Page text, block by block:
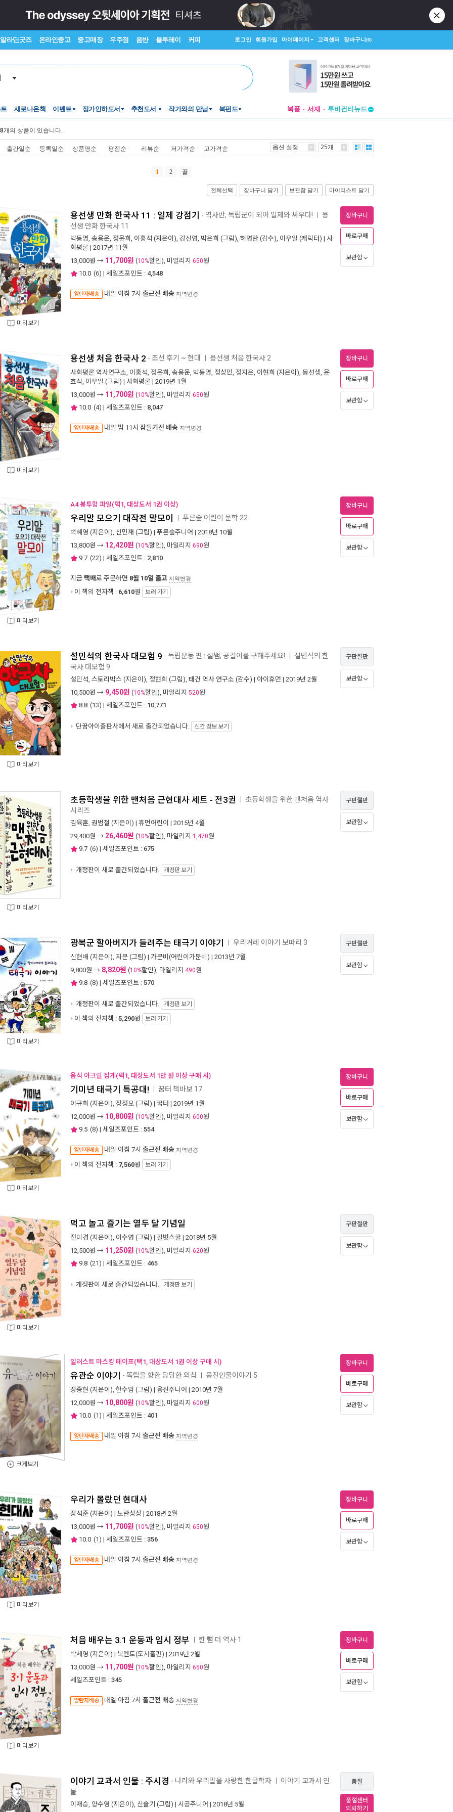
알라딘굿즈 온라인중고 중고매장 우주점 음반 블루레이 커피 로그인 회원가입 마이페이지 고객센터 장바구니(0)
새로나온책 이벤트 정가인하도서 추천도서 작가와의 만남 북펀드 북플 서재
투비컨티뉴드
개의 상품이 있습니다.
출간일순 등록일순 상품명순 평점순 리뷰순 저가격순 고가격순 옵션 설정 25개
1 2 끝
전체선택 장바구니 담기 보관함 담기 마이리스트 담기
미리보기
용선생 만화 한국사 11 : 일제 강점기 - 역사반, 독립군이 되어 일제와 싸우다! 용
선생 만화 한국사 11
박동명, 송용운, 정윤희 , 이홍석 (지은이), 강신영, 박은희 (그림), 허영란 (감수), 이우일 (캐릭터) | 사
회평론 | 2017년 11월
13,000원 → 11,700원 (10%할인), 마일리지 650원
10.0 (6) | 세일즈포인트 : 4,548
양탄자배송 내일 아침 7시 출근전 배송 지역변경
장바구니
바로구매
보관함
미리보기
용선생 처음 한국사 2 - 조선 후기 ~ 현대 용선생 처음 한국사 2
사회평론 역사연구소, 이홍석, 정윤희 , 송용운, 박동명, 정상민, 정지은, 이현희 (지은이), 뭉선생, 윤
효식, 이우일 (그림) | 사회평론 | 2019년 1월
13,000원 → 11,700원 (10%할인), 마일리지 650원
10.0 (4) | 세일즈포인트 : 8,047
양탄자배송 내일 밤 11시 잠들기전 배송 지역변경
장바구니
바로구매
보관함
미리보기
A4 봉투형 파일(택1, 대상도서 1권 이상)
우리말 모으기 대작전 말모이 푸른숲 어린이 문학 22
백혜영 (지은이), 신민재 (그림) | 푸른숲주니어 | 2018년 10월
13,800원 → 12,420원 (10%할인), 마일리지 690원
9.7 (22) | 세일즈포인트 : 2,810
지금 택배로 주문하면 8월 10일 출고 지역변경
이 책의 전자책 : 6,610원 보러 가기
장바구니
바로구매
보관함
미리보기
설민석의 한국사 대모험 9 - 독립운동 편 : 설쌤, 공갈이를 구해주세요! 설민석의 한
국사 대모험 9
설민석, 스토리박스 (지은이), 정현희 (그림), 태건 역사 연구소 (감수) | 아이휴먼 | 2019년 2월
10,500원 → 9,450원 (10%할인), 마일리지 520원
8.8 (13) | 세일즈포인트 : 10,771
단꿈아이출판사에서 새로 출간되었습니다. 신간 정보 보기
구판절판
보관함
미리보기
초등학생을 위한 맨처음 근현대사 세트 - 전3권 초등학생을 위한 맨처음 역사
시리즈
김육훈, 권범철 (지은이) | 휴먼어린이 | 2015년 4월
29,400원 → 26,460원 (10%할인), 마일리지 1,470원
9.7 (6) | 세일즈포인트 : 675
개정판이 새로 출간되었습니다. 개정판 보기
구판절판
보관함
미리보기
광복군 할아버지가 들려주는 태극기 이야기 우리겨레 이야기 보따리 3
신현배 (지은이), 지문 (그림) | 가문비(어린이가문비) | 2013년 7월
9,800원 → 8,820원 (10%할인), 마일리지 490원
9.8 (8) | 세일즈포인트 : 570
개정판이 새로 출간되었습니다. 개정판 보기
이 책의 전자책 : 5,290원 보러 가기
구판절판
보관함
미리보기
음식 아크릴 집게(택1, 대상도서 1만 원 이상 구매 시)
기미년 태극기 특공대! 꿈터 책바보 17
이규희 (지은이), 장정오 (그림) | 꿈터 | 2019년 1월
12,000원 → 10,800원 (10%할인), 마일리지 600원
9.5 (8) | 세일즈포인트 : 554
양탄자배송 내일 아침 7시 출근전 배송 지역변경
이 책의 전자책 : 7,560원 보러 가기
장바구니
바로구매
보관함
미리보기
먹고 놀고 즐기는 열두 달 기념일
전미경 (지은이), 이수영 (그림) | 길벗스쿨 | 2018년 5월
12,500원 → 11,250원 (10%할인), 마일리지 620원
9.8 (21) | 세일즈포인트 : 465
개정판이 새로 출간되었습니다. 개정판 보기
구판절판
보관함
크게보기
일러스트 마스킹 테이프(택1, 대상도서 1권 이상 구매 시)
유관순 이야기 - 독립을 향한 당당한 외침 웅진인물이야기 5
장종현 (지은이), 한수임 (그림) | 웅진주니어 | 2010년 7월
12,000원 → 10,800원 (10%할인), 마일리지 600원
10.0 (1) | 세일즈포인트 : 401
양탄자배송 내일 아침 7시 출근전 배송 지역변경
장바구니
바로구매
보관함
미리보기
우리가 몰랐던 현대사
장석준 (지은이) | 노란상상 | 2018년 2월
13,000원 → 11,700원 (10%할인), 마일리지 650원
10.0 (1) | 세일즈포인트 : 356
양탄자배송 내일 아침 7시 출근전 배송 지역변경
장바구니
바로구매
보관함
미리보기
처음 배우는 3.1 운동과 임시 정부 한 뼘 더 역사 1
박세영 (지은이) | 북멘토(도서출판) | 2019년 2월
13,000원 → 11,700원 (10%할인), 마일리지 650원
세일즈포인트 : 345
양탄자배송 내일 아침 7시 출근전 배송 지역변경
장바구니
바로구매
보관함
이야기 교과서 인물 : 주시경 - 나라와 우리말을 사랑한 한글학자 이야기 교과서 인
물
이재승, 양수영 (지은이), 신슬기 (그림) | 시공주니어 | 2018년 5월
품절
품절센터
의뢰하기